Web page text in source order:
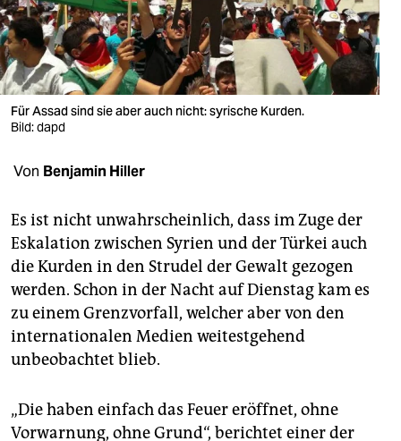
nord
wahrheit
verlag
verlag
veranstaltungen
fragen & hilfe
unterstützen
abo
genossenschaft
Für Assad sind sie aber auch nicht: syrische Kurden.
Bild: dapd
Von Benjamin Hiller
Es ist nicht unwahrscheinlich, dass im Zuge der
Eskalation zwischen Syrien und der Türkei auch
die Kurden in den Strudel der Gewalt gezogen
werden. Schon in der Nacht auf Dienstag kam es
zu einem Grenzvorfall, welcher aber von den
internationalen Medien weitestgehend
unbeobachtet blieb.
„Die haben einfach das Feuer eröffnet, ohne
Vorwarnung, ohne Grund“, berichtet einer der